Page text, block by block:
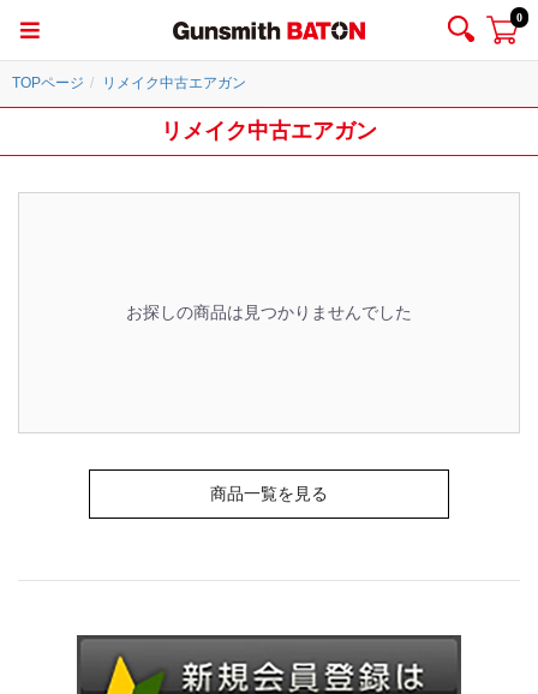
0
TOPページ リメイク中古エアガン
リメイク中古エアガン
お探しの商品は見つかりませんでした
商品一覧を見る